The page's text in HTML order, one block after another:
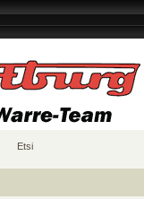
Etsi